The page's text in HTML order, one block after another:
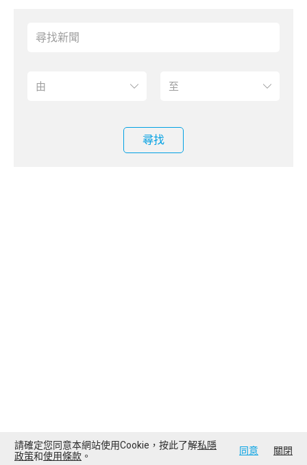
尋找
請確定您同意本網站使用Cookie，按此了解私隱
政策和使用條款 。 同意 關閉